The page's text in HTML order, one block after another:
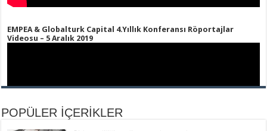
EMPEA & Globalturk Capital 4.Yıllık Konferansı Röportajlar
Videosu – 5 Aralık 2019
POPÜLER İÇERİKLER